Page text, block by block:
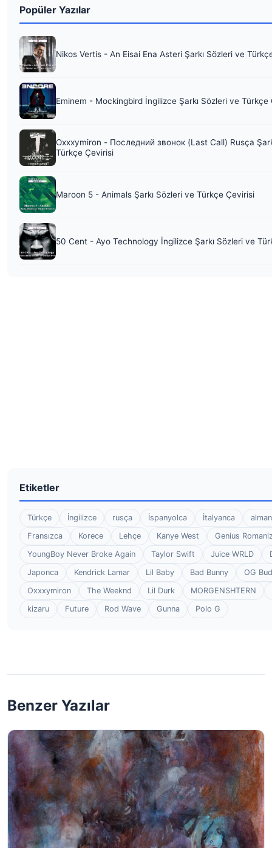
Popüler Yazılar
Nikos Vertis - An Eisai Ena Asteri Şarkı Sözleri ve
Eminem - Mockingbird İngilizce Şarkı Sözleri ve Türkçe
Oxxxymiron - Последний звонок (Last Call) Rusça
Türkçe Çevirisi
Maroon 5 - Animals Şarkı Sözleri ve Türkçe Çevirisi
50 Cent - Ayo Technology İngilizce Şarkı Sözleri ve
Etiketler
Türkçe İngilizce rusça İspanyolca İtalyanca
Fransızca
Korece Lehçe Kanye West
Genius
YoungBoy Never Broke Again
Taylor Swift Juice WRLD
Japonca
Kendrick Lamar Lil Baby Bad Bunny
OG
Oxxxymiron
The Weeknd Lil Durk
MORGENSHTERN
kizaru
Future Rod Wave Gunna Polo G
Benzer Yazılar